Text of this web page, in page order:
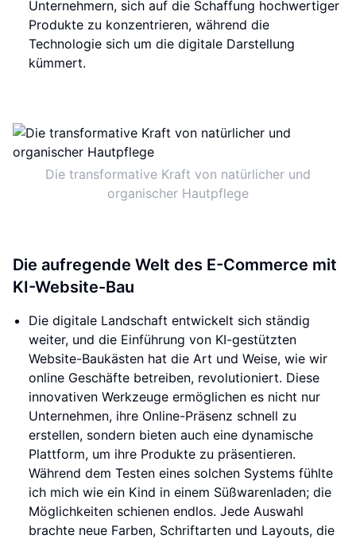
Unternehmern, sich auf die Schaffung hochwertiger
Produkte zu konzentrieren, während die
Technologie sich um die digitale Darstellung
kümmert.
Die transformative Kraft von natürlicher und
organischer Hautpflege
Die aufregende Welt des E-Commerce mit
KI-Website-Bau
Die digitale Landschaft entwickelt sich ständig
weiter, und die Einführung von KI-gestützten
Website-Baukästen hat die Art und Weise, wie wir
online Geschäfte betreiben, revolutioniert. Diese
innovativen Werkzeuge ermöglichen es nicht nur
Unternehmen, ihre Online-Präsenz schnell zu
erstellen, sondern bieten auch eine dynamische
Plattform, um ihre Produkte zu präsentieren.
Während dem Testen eines solchen Systems fühlte
ich mich wie ein Kind in einem Süßwarenladen; die
Möglichkeiten schienen endlos. Jede Auswahl
brachte neue Farben, Schriftarten und Layouts, die